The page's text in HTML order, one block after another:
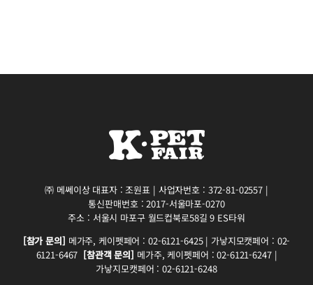
㈜ 메쎄이상 대표자 : 조원표 | 사업자번호 : 372-81-02557 |
통신판매번호 : 2017-서울마포-0270
주소 : 서울시 마포구 월드컵북로58길 9 ES타워
[참가 문의] 메가주, 케이펫페어 : 02-6121-6425 | 가낳지모캣페어 : 02-
6121-6467 [참관객 문의] 메가주, 케이펫페어 : 02-6121-6247 |
가낳지모캣페어 : 02-6121-6248